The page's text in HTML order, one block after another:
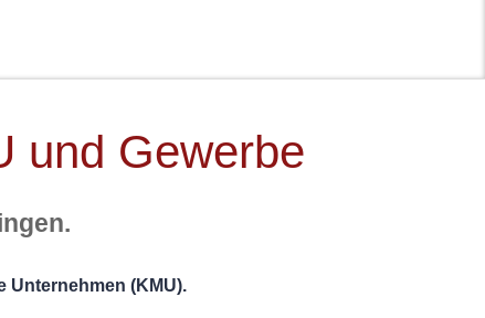
und Gewerbe
Unternehmen (KMU).